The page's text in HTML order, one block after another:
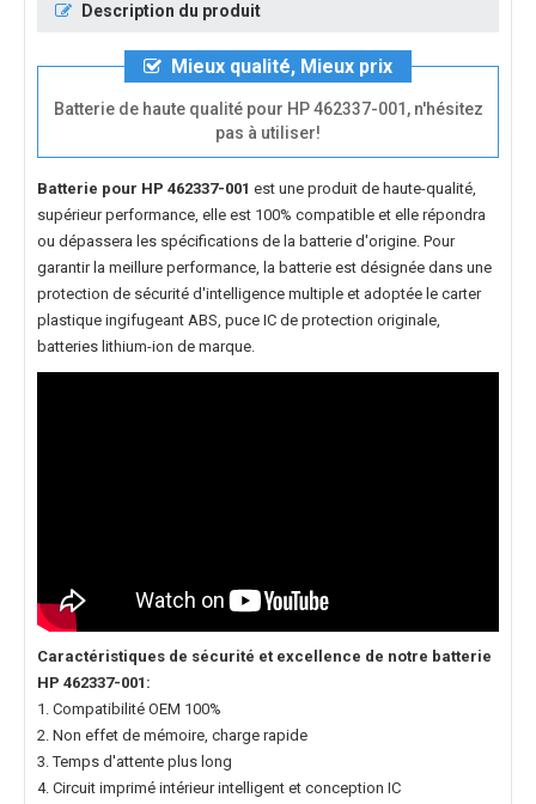
Description du produit
Mieux qualité, Mieux prix
Batterie de haute qualité pour HP 462337-001, n'hésitez
pas à utiliser!
Batterie pour HP 462337-001 est une produit de haute-qualité,
supérieur performance, elle est 100% compatible et elle répondra
ou dépassera les spécifications de la batterie d'origine. Pour
garantir la meillure performance, la batterie est désignée dans une
protection de sécurité d'intelligence multiple et adoptée le carter
plastique ingifugeant ABS, puce IC de protection originale,
batteries lithium-ion de marque.
Caractéristiques de sécurité et excellence de notre batterie
HP 462337-001 :
1. Compatibilité OEM 100%
2. Non effet de mémoire, charge rapide
3. Temps d'attente plus long
4. Circuit imprimé intérieur intelligent et conception IC